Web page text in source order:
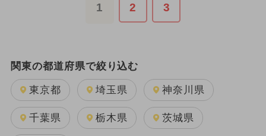
1 2 3
関東の都道府県で絞り込む
東京都 埼玉県 神奈川県
千葉県 栃木県 茨城県